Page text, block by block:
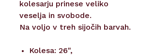
kolesarju prinese veliko
veselja in svobode.
Na voljo v treh sijočih barvah.
Kolesa: 26",